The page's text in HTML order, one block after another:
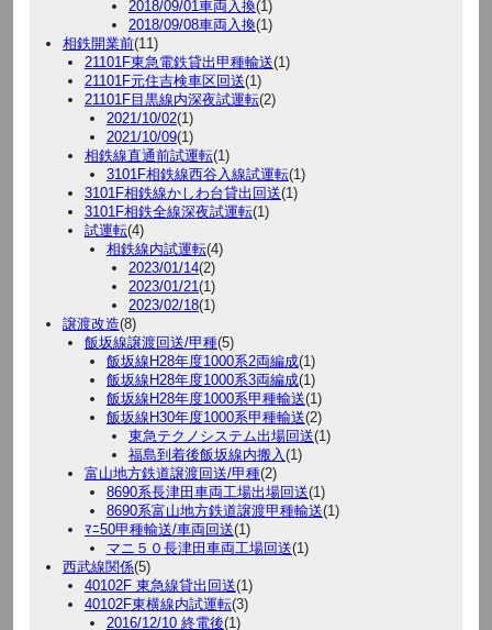
2018/09/01車両入換(1)
2018/09/08車両入換(1)
相鉄開業前(11)
21101F東急電鉄貸出甲種輸送(1)
21101F元住吉検車区回送(1)
21101F目黒線内深夜試運転(2)
2021/10/02(1)
2021/10/09(1)
相鉄線直通前試運転(1)
3101F相鉄線西谷入線試運転(1)
3101F相鉄線かしわ台貸出回送(1)
3101F相鉄全線深夜試運転(1)
試運転(4)
相鉄線内試運転(4)
2023/01/14(2)
2023/01/21(1)
2023/02/18(1)
譲渡改造(8)
飯坂線譲渡回送/甲種(5)
飯坂線H28年度1000系2両編成(1)
飯坂線H28年度1000系3両編成(1)
飯坂線H28年度1000系甲種輸送(1)
飯坂線H30年度1000系甲種輸送(2)
東急テクノシステム出場回送(1)
福島到着後飯坂線内搬入(1)
富山地方鉄道譲渡回送/甲種(2)
8690系長津田車両工場出場回送(1)
8690系富山地方鉄道譲渡甲種輸送(1)
ﾏﾆ50甲種輸送/車両回送(1)
マニ５０長津田車両工場回送(1)
西武線関係(5)
40102F 東急線貸出回送(1)
40102F東横線内試運転(3)
2016/12/10 終電後(1)